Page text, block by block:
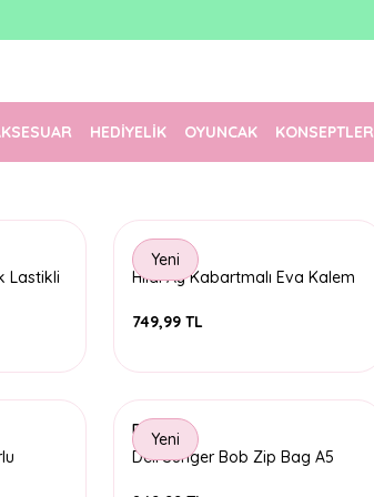
1500 TL Üzeri Ücretsiz Kargo
HEDİYELİK OYUNCAK KONSEPTLER
Lastikli
Yeni
Hilal Ay Kabartmalı Eva Kalem
749,99 TL
Yeni
Deli
Deli Sünger Bob Zip Bag A5